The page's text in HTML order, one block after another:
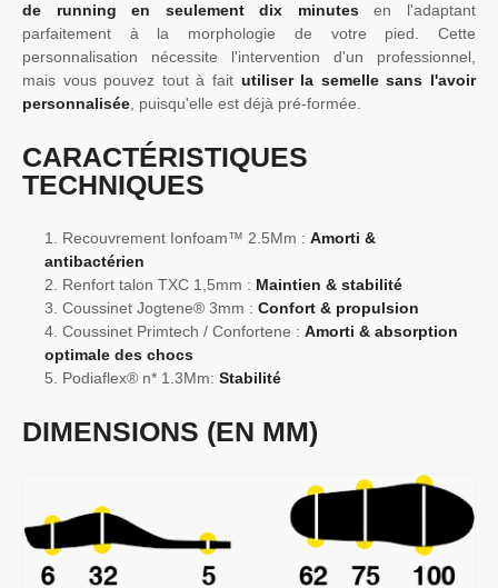
de running en seulement dix minutesen l'adaptant
parfaitement à la morphologie de votre pied. Cette
personnalisation nécessite l'intervention d'un professionnel,
mais vous pouvez tout à fait utiliser la semelle sans l'avoir
personnalisée, puisqu'elle est déjà pré-formée.
CARACTÉRISTIQUES
TECHNIQUES
Recouvrement Ionfoam™ 2.5Mm : Amorti &
antibactérien
Renfort talon TXC 1,5mm : Maintien & stabilité
Coussinet Jogtene® 3mm : Confort & propulsion
Coussinet Primtech / Confortene : Amorti & absorption
optimale des chocs
Podiaflex® n* 1.3Mm: Stabilité
DIMENSIONS (EN MM)